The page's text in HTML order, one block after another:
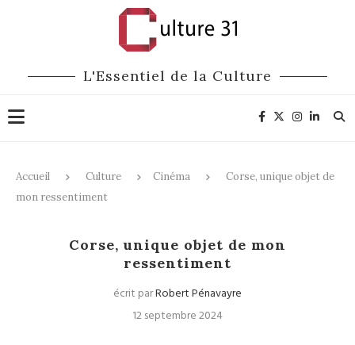
L'Essentiel de la Culture
Accueil Culture Cinéma
Corse, unique objet de
mon ressentiment
Corse, unique objet de mon
ressentiment
écrit parRobert Pénavayre
12 septembre 2024